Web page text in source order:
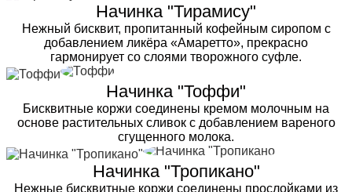
Начинка "Тирамису"
Нежный бисквит, пропитанный кофейным сиропом с
добавлением ликёра «Амаретто», прекрасно
гармонирует со слоями творожного суфле.
Начинка "Тоффи"
Бисквитные коржи соединены кремом молочным на
основе растительных сливок с добавлением вареного
сгущенного молока.
Начинка "Тропикано"
Нежные бисквитные коржи соединены прослойками из